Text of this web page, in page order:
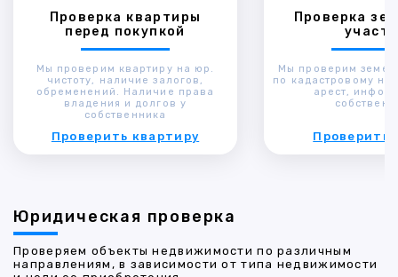
Проверка квартиры
перед покупкой
Мы проверим квартиру на юр.
чистоту, наличие залогов,
обременений. Наличие права
владения и долгов у
собственника
Проверить квартиру
Проверка
Мы проверим
по кадастровому
арест,
Проверить
Юридическая проверка
Проверяем объекты недвижимости по различным
направлениям, в зависимости от типа недвижимости